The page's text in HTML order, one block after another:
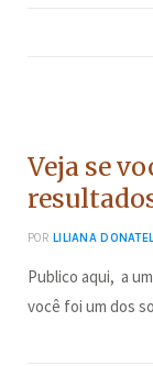
Veja se
POR LILIANA
Publico aqui, a
você foi um dos